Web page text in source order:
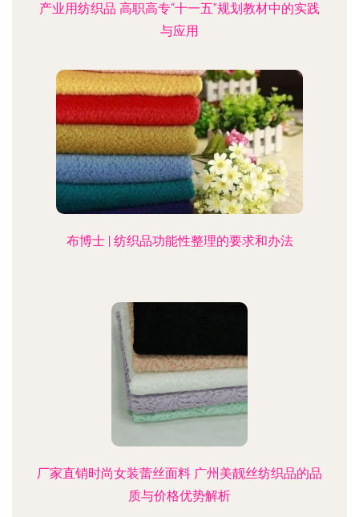
产业用纺织品 高职高专“十一五”规划教材中的实践
与应用
布博士 | 纺织品功能性整理的要求和办法
厂家直销时尚女装蕾丝面料 广州美靓丝纺织品的品
质与价格优势解析